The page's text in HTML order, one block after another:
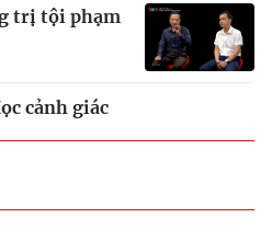
trị tội phạm
cảnh giác